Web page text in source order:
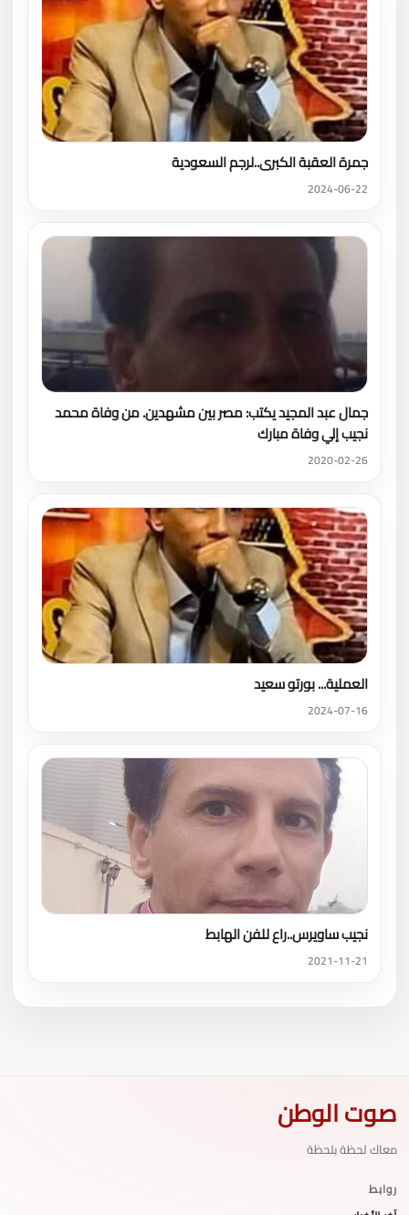
جمرة العقبة الكبرى..لرجم السعودية
2024-06-22
جمال عبد المجيد يكتب: مصر بين مشهدين. من وفاة محمد
نجيب إلي وفاة مبارك
2020-02-26
العملية... بورتو سعيد
2024-07-16
نجيب ساويرس..راع للفن الهابط
2021-11-21
صوت الوطن
معاك لحظة بلحظة
روابط